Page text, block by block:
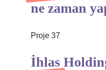
ne zaman
Proje 37
İhlas